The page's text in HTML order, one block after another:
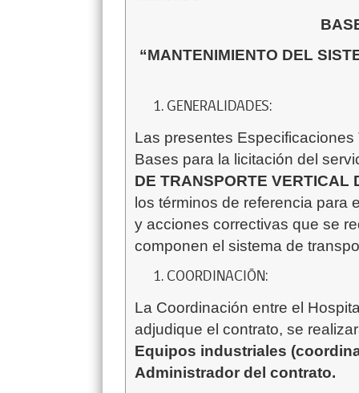
“MANTENIMIENTO DEL
GENERALIDADES:
Las presentes
Bases para la licitación del
DE TRANSPORTE VERTICAL
los términos de referencia para
y acciones correctivas que se
componen el sistema de
COORDINACIÓN:
La Coordinación entre el
adjudique el contrato, se
Equipos industriales
Administrador del contrato.